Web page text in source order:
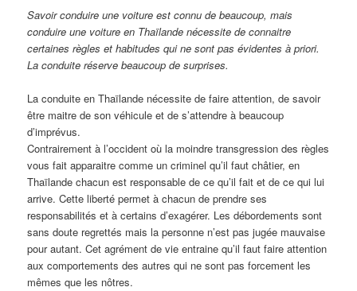
Savoir conduire une voiture est connu de beaucoup, mais
conduire une voiture en Thaïlande nécessite de connaitre
certaines règles et habitudes qui ne sont pas évidentes à priori.
La conduite réserve beaucoup de surprises.
La conduite en Thaïlande nécessite de faire attention, de savoir
être maitre de son véhicule et de s’attendre à beaucoup
d’imprévus.
Contrairement à l’occident où la moindre transgression des règles
vous fait apparaitre comme un criminel qu’il faut châtier, en
Thaïlande chacun est responsable de ce qu’il fait et de ce qui lui
arrive. Cette liberté permet à chacun de prendre ses
responsabilités et à certains d’exagérer. Les débordements sont
sans doute regrettés mais la personne n’est pas jugée mauvaise
pour autant. Cet agrément de vie entraine qu’il faut faire attention
aux comportements des autres qui ne sont pas forcement les
mêmes que les nôtres.